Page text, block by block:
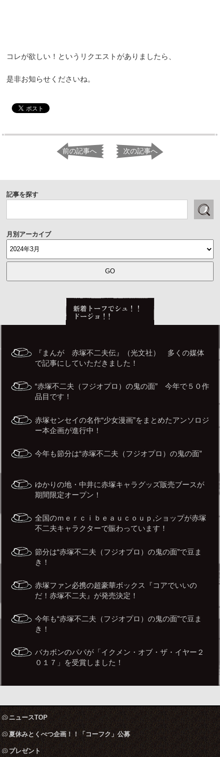
コレが欲しい！というリクエストがありましたら、
是非お知らせくださいね。
前の記事へ 次の記事へ
記事を探す
月別アーカイブ
『まんが 赤塚不二夫伝』（光文社） 多くの媒体
で記事にしていただきました！
“赤塚不二夫（フジオプロ）の鬼の面” 今年で５０作
品目です！
赤塚センセイの名作“少女漫画”をまとめたアンソロジ
ー本企画が進行中！
今年も節分は“赤塚不二夫（フジオプロ）の鬼の面”
ゆかりの地・中井に赤塚キャラグッズ販売ブースが
期間限定オープン！
全国のｍｅｒｃｉｂｅａｕｃｏｕｐ,ショップが赤塚
不二夫キャラクターで賑わっています！
節分は“赤塚不二夫（フジオプロ）の鬼の面”で豆ま
き！
赤塚ファン必携の超豪華ボックス『コアでいいの
だ！赤塚不二夫』が発売決定！
今年も“赤塚不二夫（フジオプロ）の鬼の面”で豆ま
き！
バカボンのパパが「イクメン・オブ・ザ・イヤー２
０１７」を受賞しました！
ニュースTOP
夏休みとくべつ企画！！「コーフク」公募
プレゼント